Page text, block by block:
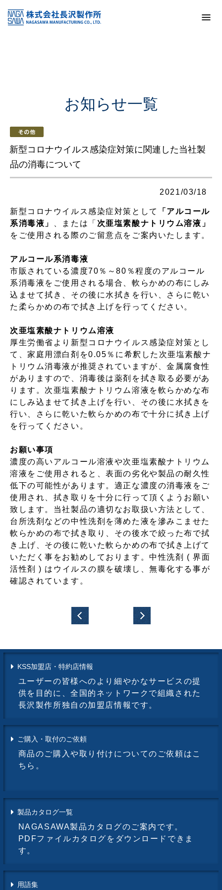
お知らせ一覧
新型コロナウイルス感染症対策に関連した当社製品の消毒につ
いて
お知らせ一覧
新型コロナウイルス感染症対策に関連した当社製
品の消毒について
2021/03/18
新型コロナウイルス感染症対策として
「アルコール
系消毒液」
、または「 次亜塩素酸ナトリウム溶液」
をご使用される際のご留意点をご案内いたします。
アルコール系消毒液
市販されている濃度70％～80％程度のアルコール
系消毒液をご使用される場合、軟らかめの布にしみ
込ませて拭き、その後に水拭きを行い、さらに乾い
た柔らかめの布で拭き上げを行ってください。
次亜塩素酸ナトリウム溶液
厚生労働省より新型コロナウイルス感染症対策とし
て、家庭用漂白剤を0.05％に希釈した次亜塩素酸ナ
トリウム消毒液が推奨されていますが、金属腐食性
がありますので、消毒後は薬剤を拭き取る必要があ
ります。次亜塩素酸ナトリウム溶液を軟らかめな布
にしみ込ませて拭き上げを行い、その後に水拭きを
行い、さらに乾いた軟らかめの布で十分に拭き上げ
を行ってください。
お願い事項
濃度の高いアルコール溶液や次亜塩素酸ナトリウム
溶液をご使用されると、表面の劣化や製品の耐久性
低下の可能性があります。適正な濃度の消毒液をご
使用され、拭き取りを十分に行って頂くようお願い
致します。当社製品の適切なお取扱い方法として、
台所洗剤などの中性洗剤を薄めた液を滲みこませた
軟らかめの布で拭き取り、その後水で絞った布で拭
き上げ、その後に乾いた軟らかめの布で拭き上げて
いただく事をお勧めしております。中性洗剤 ( 界面
活性剤 ) はウイルスの膜を破壊し、無毒化する事が
確認されています。
KSS加盟店・特約店情報
ユーザーの皆様へのより細やかなサービスの提
供を目的に、全国的ネットワークで組織された
長沢製作所独自の加盟店情報です。
ご購入・取付のご依頼
商品のご購入や取り付けについてのご依頼はこ
ちら。
製品カタログ一覧
NAGASAWA製品カタログのご案内です。
PDFファイルカタログをダウンロードできま
す。
用語集